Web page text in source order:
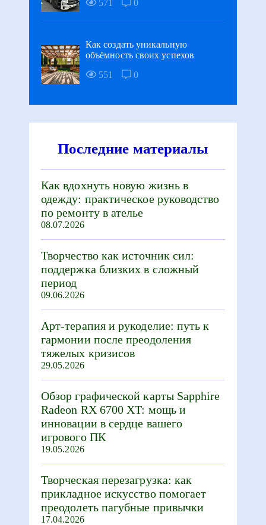
571 0
Как создать уникальную
объёмность своих успехов
551
0
Последние материалы
Как вдохнуть новую жизнь в
одежду: практическое руководство
по ремонту в ателье
08.07.2026
Творчество как источник сил:
поддержка близких в сложный
период
09.06.2026
Арт-терапия и рукоделие: путь к
гармонии после преодоления
тяжелых кризисов
29.05.2026
Обзор графической карты Sapphire
Radeon RX 6700 XT: мощь и
инновации в сердце вашего
игрового ПК
19.05.2026
Творческая перезагрузка: как
прикладное искусство помогает
преодолеть пагубные привычки
17.04.2026